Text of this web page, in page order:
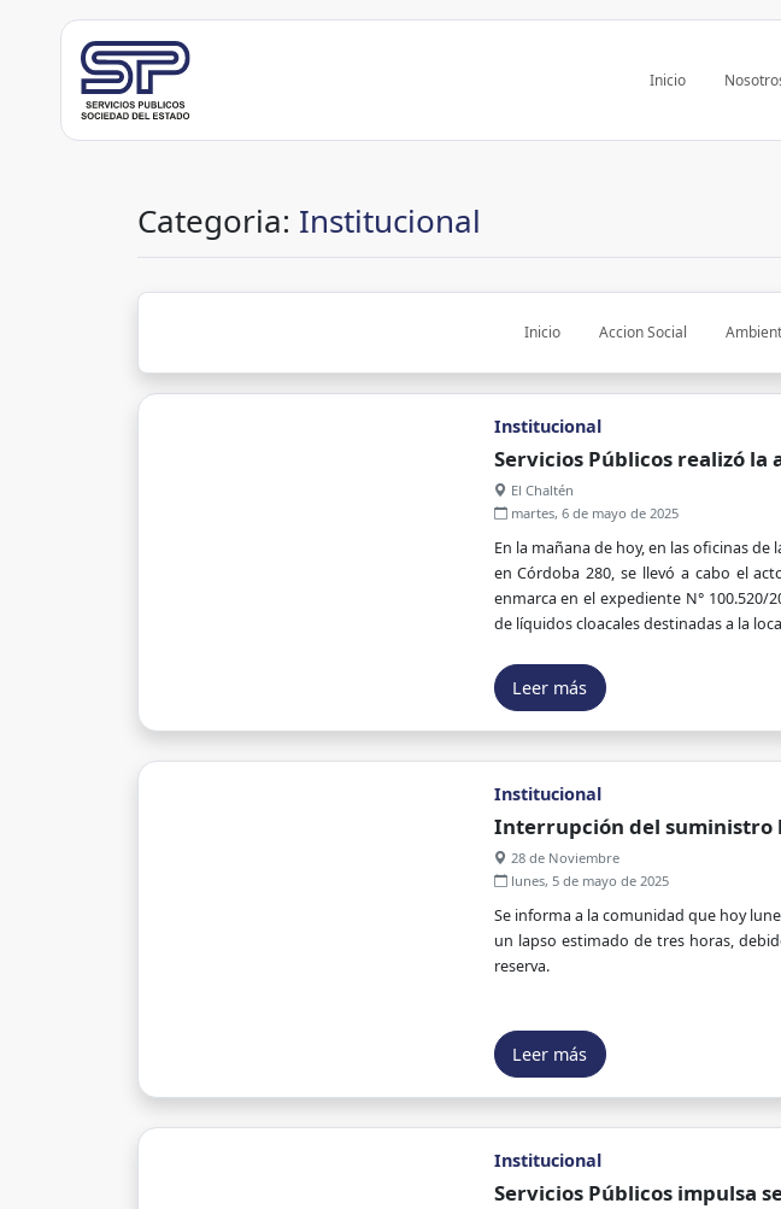
Inicio
Categoria: Institucional
Inicio Accion Social
Institucional
Servicios Públicos realizó
la planta de líquidos cloacales
El Chaltén
martes, 6 de mayo de 2025
En la mañana de hoy, en las oficinas de
en Córdoba 280, se llevó a cabo el
enmarca en el expediente N°
de líquidos cloacales destinadas a la
Leer más
Institucional
Interrupción del suministro
28 de Noviembre
lunes, 5 de mayo de 2025
Se informa a la comunidad que hoy
un lapso estimado de tres horas,
reserva.
Leer más
Institucional
Servicios Públicos impulsa